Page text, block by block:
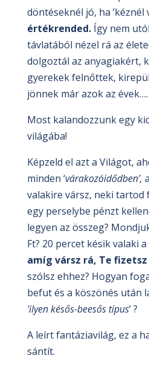
döntéseknél jó, ha ’kéznél
értékrended.Így nem
távlatából nézel rá az
dolgoztál az anyagiakért,
gyerekek felnőttek,
jönnek már azok az évek….
Most kalandozzunk egy
világába!
Képzeld el azt a Világot,
minden ‘várakozóidődben’,
valakire vársz, neki tartod
egy perselybe pénzt
legyen az összeg?
Ft? 20 percet késik valaki
amíg vársz rá, Te fizetsz
szólsz ehhez? Hogyan
befut és a köszönés után
’ilyen késős-beesős típus’ ?
A leírt fantáziavilág, ez a
sántít.